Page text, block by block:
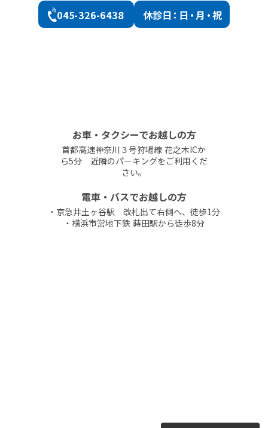
045-326-6438 休診日：日・月・祝
お車・タクシーでお越しの方
首都高速神奈川３号狩場線 花之木ICか
ら5分 近隣のパーキングをご利用くだ
さい。
電車・バスでお越しの方
・京急井土ヶ谷駅 改札出て右側へ、徒歩1分
・横浜市営地下鉄 蒔田駅から徒歩8分